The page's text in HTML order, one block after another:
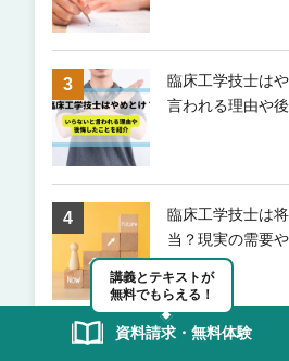
臨床工学技士は
言われる理由や
臨床工学技士は
当？現実の需要
【2026年】第39
講義とテキストが
無料でもらえる！
資料請求・無料体験